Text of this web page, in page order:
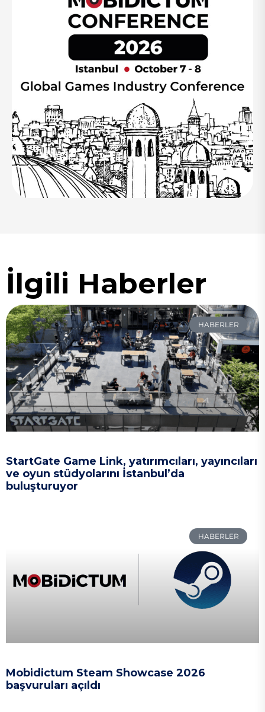
İlgili Haberler
HABERLER
StartGate Game Link, yatırımcıları, yayıncıları
ve oyun stüdyolarını İstanbul’da
buluşturuyor
HABERLER
Mobidictum Steam Showcase 2026
başvuruları açıldı